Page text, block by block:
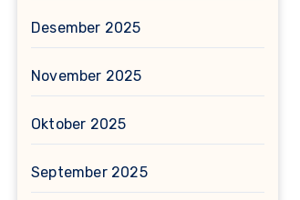
Desember 2025
November 2025
Oktober 2025
September 2025